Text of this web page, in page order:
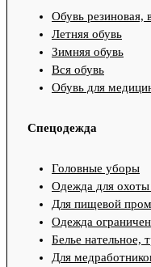
Обувь
Летняя обувь
Зимняя обувь
Вся обувь
Обувь для
Спецодежда
Головные уборы
Одежда для
Для пищевой
Одежда
Белье нательное,
Для